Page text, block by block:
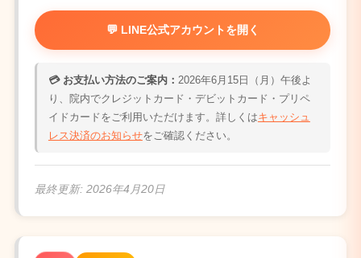
💬 LINE公式アカウントを開く
💳 お支払い方法のご案内： 2026年6月15日（月）午後よ
り、院内でクレジットカード・デビットカード・プリペ
イドカードをご利用いただけます。詳しくはキャッシュ
レス決済のお知らせをご確認ください。
最終更新: 2026年4月20日